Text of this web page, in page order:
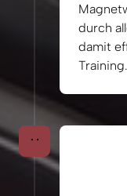
durch
damit
Training.